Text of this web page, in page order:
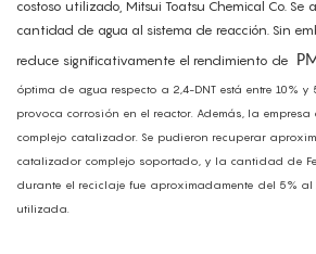
costoso utilizado, Mitsui Toatsu Chemical Co.
cantidad de agua al sistema de reacción. Sin
reduce significativamente el rendimiento de
óptima de agua respecto a 2,4-DNT está entre 10%
provoca corrosión en el reactor. Además, la
complejo catalizador. Se pudieron recuperar
catalizador complejo soportado, y la cantidad de
durante el reciclaje fue aproximadamente del 5%
utilizada.